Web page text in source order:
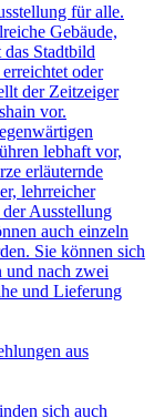
für alle.
Gebäude,
Stadtbild
oder
der Zeitzeiger
vor.
lebhaft vor,
erläuternde
lehrreicher
Ausstellung
auch einzeln
Sie können sich
und nach zwei
und Lieferung
aus
sich auch